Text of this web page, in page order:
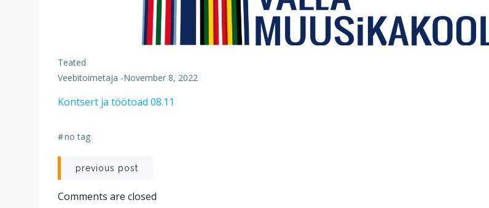
Teated
Veebitoimetaja -November 8, 2022
Kontsert ja töötoad 08.11
#no tag
Post
navigation
previous post
Comments are closed